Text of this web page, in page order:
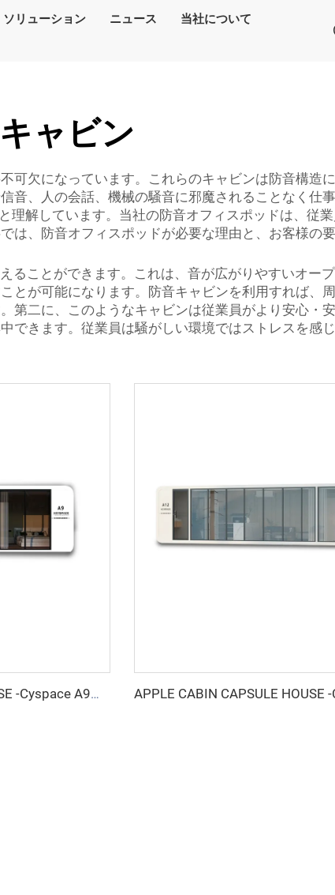
ソリューション ニュース
当社について
ャビン
欠になっています。これらのキャビンは防音構造に
音、人の会話、機械の騒音に邪魔されることなく仕
解しています。当社の防音オフィスポッドは、従
は、防音オフィスポッドが必要な理由と、お客様の
ることができます。これは、音が広がりやすいオー
とが可能になります。防音キャビンを利用すれば、
第二に、このようなキャビンは従業員がより安心・
できます。従業員は騒がしい環境ではストレスを感
APPLE CABIN CAPSULE HOUSE -Cyspace A9シリーズ